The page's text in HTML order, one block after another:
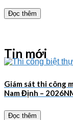
Đọc thêm
Giám sát thi công
Nam Định –
Đọc thêm
Tin mới